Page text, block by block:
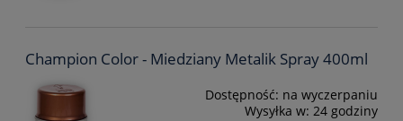
Champion Color - Miedziany Metalik Spray 400ml
Dostępność: na wyczerpaniu
Wysyłka w: 24 godziny